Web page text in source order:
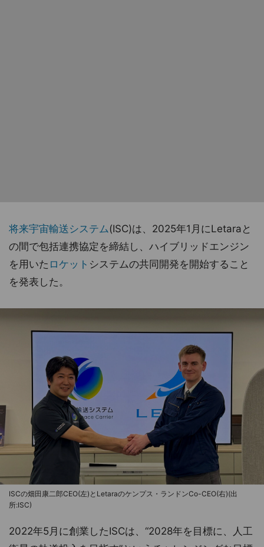
将来宇宙輸送システム(ISC)は、2025年1月にLetaraと
の間で包括連携協定を締結し、ハイブリッドエンジン
を用いた ロケット システムの共同開発を開始すること
を発表した。
ISCの畑田康二郎CEO(左)とLetaraのケンプス・ランドンCo-CEO(右)(出
所:ISC)
2022年5月に創業したISCは、“2028年を目標に、人工